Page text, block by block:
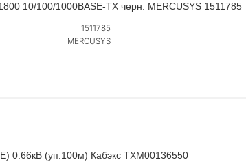
10/100/1000BASE-TX черн. MERCUSYS 1511785
1511785
MERCUSYS
0.66кВ (уп.100м) Кабэкс ТХМ00136550